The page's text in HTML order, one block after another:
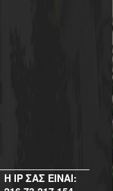
Η IP ΣΑΣ ΕΙΝΑΙ: